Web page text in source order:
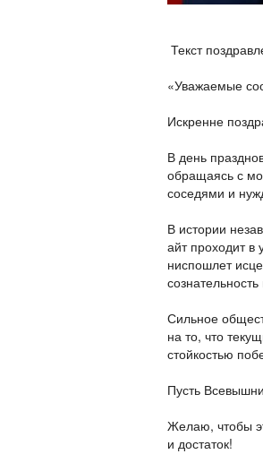
Текст
«Уважаемые
Искренне
В день
обращаясь с
соседями и
В истории
айт проходит в
ниспошлет
Сильное
на то, что
стойкостью
Пусть
Желаю, чтобы
и достаток!